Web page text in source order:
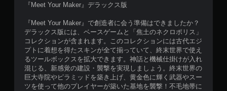
『Meet Your Maker』デラックス版
『Meet Your Maker』で創造者に会う準備はできましたか？
デラックス版には、ベースゲームと「焦土のネクロポリス」
コレクションが含まれます。このコレクションには古代エジ
プトに着想を得たスキンが全て揃っていて、終末世界で使え
るツールボックスを拡大できます。神話と機械仕掛けが入れ
混じる、新感覚の建設・襲撃を実現しましょう。終末世界の
巨大寺院やピラミッドを築き上げ、黄金色に輝く武器やスー
ツを使って他のプレイヤーが築いた基地を襲撃！不毛地帯に